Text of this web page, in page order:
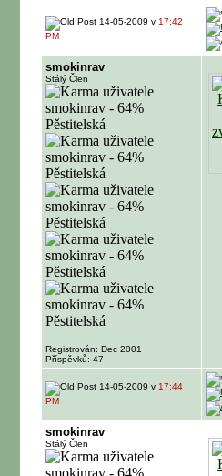
14-05-2009 v 17:42
PM
smokinrav
Stálý Člen
Registrován: Dec 2001
Příspěvků: 47
14-05-2009 v 17:44
PM
smokinrav
Stálý Člen